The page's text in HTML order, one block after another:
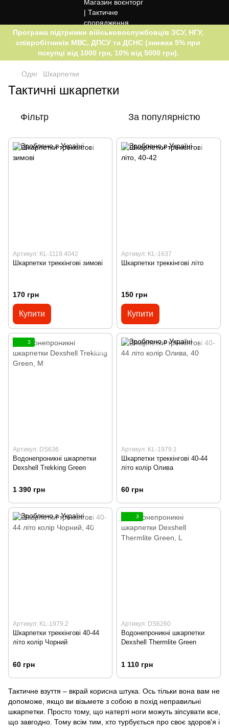
Програма підтримки військовослужбовців ЗСУ, НГУ,
співробітників МВС, ДПСУ та ДСНС (знижка 5% при
покупці від 1000 грн, 10% від 5000 грн).
Одяг Шкарпетки
Тактичні шкарпетки
Фільтр За популярністю
Артикул: KL-1119.4042
Шкарпетки треккінгові зимові
170 грн
Купити
Артикул: KL-1637
Шкарпетки треккінгові літо
150 грн
Купити
3
Артикул: DS636
Водонепроникні шкарпетки
Dexshell Trekking Green
1 390 грн
Артикул: KL-1979.1
Шкарпетки треккінгові 40-44
літо колір Олива
60 грн
Артикул: KL-1979.2
Шкарпетки треккінгові 40-44
літо колір Чорний
60 грн
3
Артикул: DS6260
Водонепроникні шкарпетки
Dexshell Thermlite Green
1 110 грн
Тактичне взуття – вкрай корисна штука. Ось тільки вона вам не
допоможе, якщо ви візьмете з собою в похід неправильні
шкарпетки. Просто тому, що натерті ноги можуть зіпсувати все,
що завгодно. Тому всім тим, хто турбується про своє здоров'я і